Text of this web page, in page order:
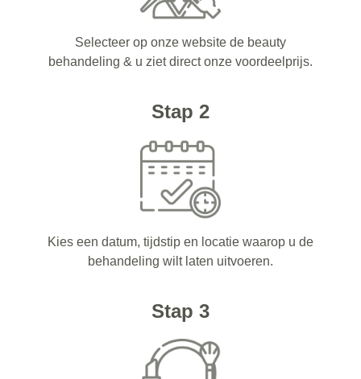
Selecteer op onze website de beauty
behandeling & u ziet direct onze voordeelprijs.
Stap 2
Kies een datum, tijdstip en locatie waarop u de
behandeling wilt laten uitvoeren.
Stap 3